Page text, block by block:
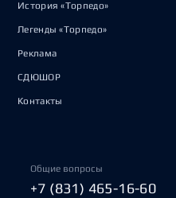
История «Торпедо»
Легенды «Торпедо»
Реклама
СДЮШОР
Контакты
Общие вопросы
+7 (831) 465-16-60